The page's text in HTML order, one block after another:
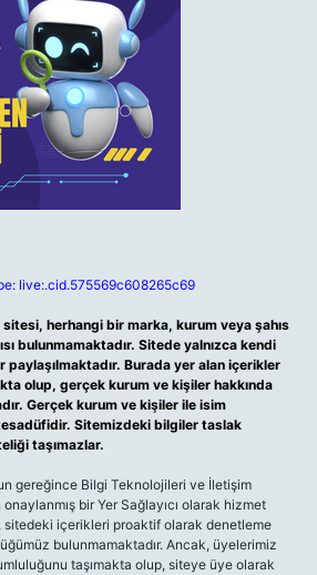
live:.cid.575569c608265c69
herhangi bir marka, kurum veya şahıs
bulunmamaktadır. Sitede yalnızca kendi
paylaşılmaktadır. Burada yer alan içerikler
olup, gerçek kurum ve kişiler hakkında
Gerçek kurum ve kişiler ile isim
Sitemizdeki bilgiler taslak
taşımazlar.
gereğince Bilgi Teknolojileri ve İletişim
bir Yer Sağlayıcı olarak hizmet
sitedeki içerikleri proaktif olarak denetleme
bulunmamaktadır. Ancak, üyelerimiz
taşımakta olup, siteye üye olarak